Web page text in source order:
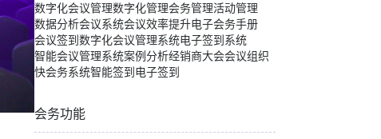
数字化会议管理数字化管理会务管理活动管理
数据分析会议系统会议效率提升电子会务手册
会议签到数字化会议管理系统电子签到系统
智能会议管理系统案例分析经销商大会会议组织
快会务系统智能签到电子签到
会务功能